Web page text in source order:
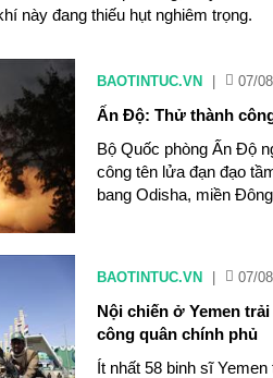
này đang thiếu hụt nghiêm trọng.
BAOTINTUC.VN 07/
Ấn Độ: Thử thành
Bộ Quốc phòng Ấn Độ
công tên lửa đạn đạo
bang Odisha, miền
BAOTINTUC.VN 07/
Nội chiến ở Yemen
công quân chính phủ
Ít nhất 58 binh sĩ